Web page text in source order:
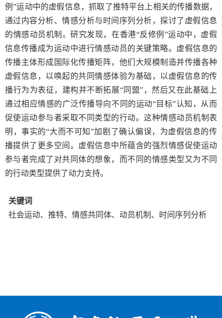
例”运动中的虚假信息，抓取了推特平台上相关的传播数据，
通过内容分析、情感分析与时间序列分析，探讨了虚假信息
的情感动员机制。研究发现，在香港“反修例”运动中，虚假
信息传播成为运动中进行情感动员的关键策略。虚假信息的
传播主体形成国际化传播矩阵，他们大规模制造并传播各种
虚假信息，以唤起的共同情感体验为基础，以虚假信息的传
播行为为表征，建构并不断拓展“同盟”，然后又在此基础上
通过相应情感的广泛传播导向不同的运动“目标”认知，从而
促使运动参与者采取不同类型的行动。这种情感动员机制表
明，事实的“大而不可知”加剧了确认偏误，为虚假信息的传
播提供了更多空间。虚假信息中所蕴含的强烈情感促使运动
参与者完成了对共同体的想象，而不同的情感类型又为不同
的行动类型提供了动力支持。
关键词
社会运动、推特、情感共同体、动员机制、时间序列分析